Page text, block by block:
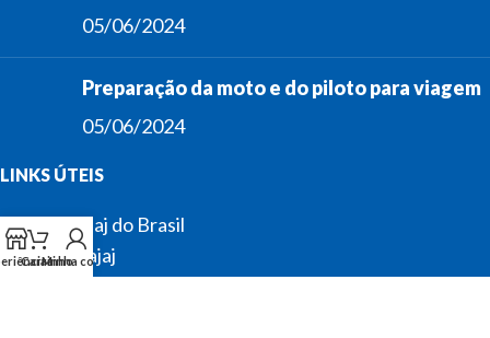
05/06/2024
Preparação da moto e do piloto para viagem
05/06/2024
LINKS ÚTEIS
Sobre a Bajaj do Brasil
Notícias Bajaj
Política de Privacidade da ROXMOTORS
Carrinho
Minha conta